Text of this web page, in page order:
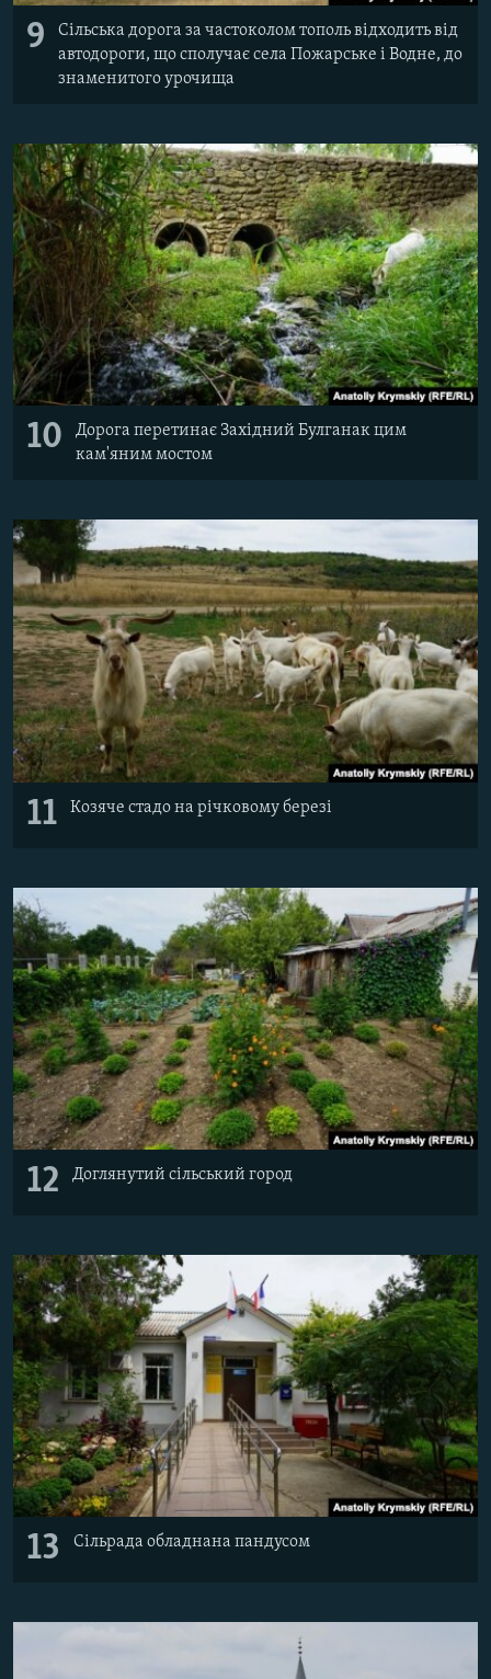
9
Сільська дорога за частоколом тополь відходить від
автодороги, що сполучає села Пожарське і Водне, до
знаменитого урочища
10
Дорога перетинає Західний Булганак цим
кам'яним мостом
11 Козяче стадо на річковому березі
12 Доглянутий сільський город
13 Сільрада обладнана пандусом